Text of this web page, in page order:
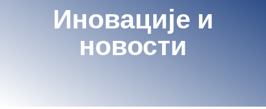
Иновације и
новости